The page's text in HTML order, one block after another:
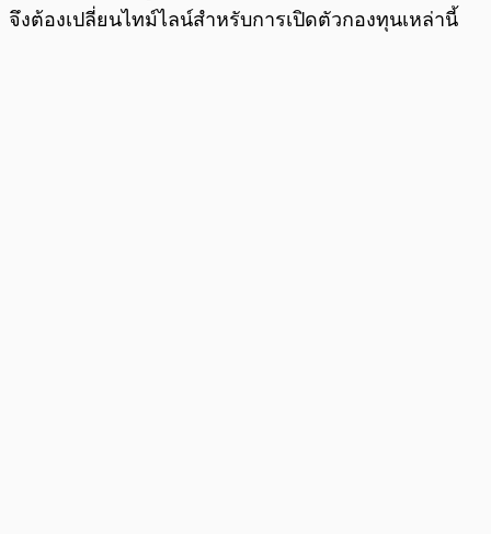
จึงต้องเปลี่ยนไทม์ไลน์สำหรับการเปิดตัวกองทุนเหล่านี้